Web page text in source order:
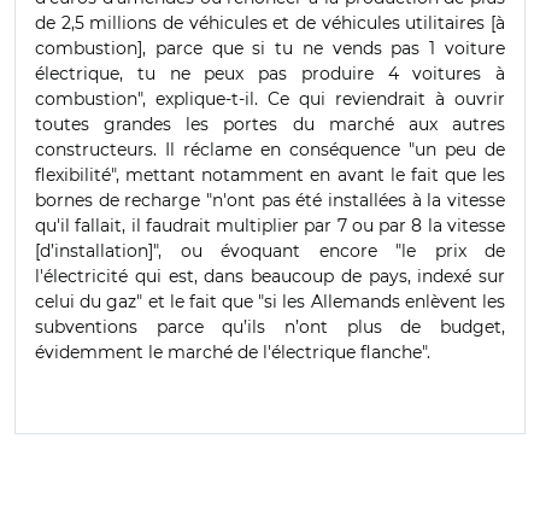
de 2,5 millions de véhicules et de véhicules utilitaires [à
combustion], parce que si tu ne vends pas 1 voiture
électrique, tu ne peux pas produire 4 voitures à
combustion", explique-t-il. Ce qui reviendrait à ouvrir
toutes grandes les portes du marché aux autres
constructeurs. Il réclame en conséquence "un peu de
flexibilité", mettant notamment en avant le fait que les
bornes de recharge "n'ont pas été installées à la vitesse
qu'il fallait, il faudrait multiplier par 7 ou par 8 la vitesse
[d’installation]", ou évoquant encore "le prix de
l'électricité qui est, dans beaucoup de pays, indexé sur
celui du gaz" et le fait que "si les Allemands enlèvent les
subventions parce qu’ils n’ont plus de budget,
évidemment le marché de l'électrique flanche".